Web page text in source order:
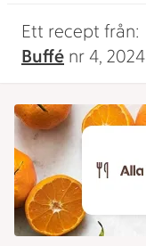
Ett recept från:
Buffé nr 4, 2024